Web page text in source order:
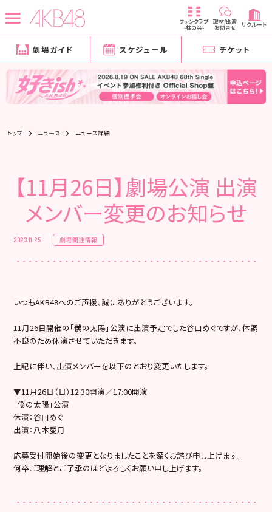
ファンクラブ
-柱の会-
取材/出演
お問合せ リクルート
劇場ガイド スケジュール チケット
トップ ニュース ニュース詳細
【11月26日】劇場公演 出演
メンバー変更のお知らせ
2023.11.25 劇場関連情報
いつもAKB48へのご声援、誠にありがとうございます。
11月26日開催の「僕の太陽」公演に出演予定でした谷口めぐですが、体調
不良のため休演させていただきます。
上記に伴い、出演メンバーを以下のとおり変更いたします。
▼11月26日（日）12:30開演／17:00開演
「僕の太陽」公演
休演：谷口めぐ
出演：八木愛月
応募受付開始後の変更となりましたことを深くお詫び申し上げます。
何卒ご理解とご了承のほどよろしくお願い申し上げます。